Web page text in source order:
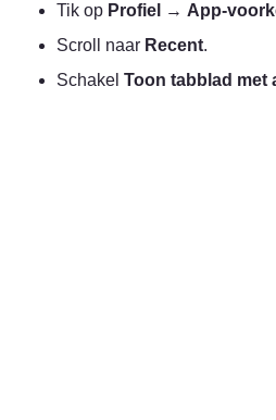
Tik op Profiel → App-
Scroll naar Recent.
Schakel Toon tabblad met